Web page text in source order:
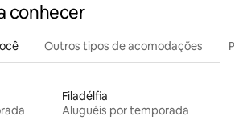
conhecer
Outros tipos de acomodações
Filadélfia
Aluguéis por temporada